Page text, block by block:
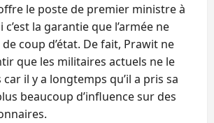
le poste de premier ministre à
la garantie que l’armée ne
coup d’état. De fait, Prawit ne
que les militaires actuels ne le
il y a longtemps qu’il a pris sa
beaucoup d’influence sur des